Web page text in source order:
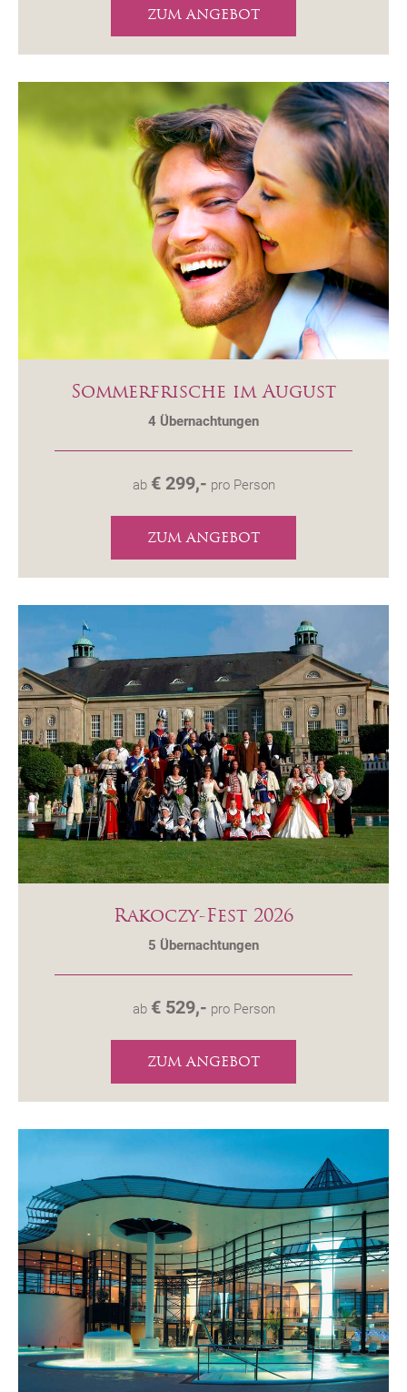
ZUM ANGEBOT
Sommerfrische im August
4 Übernachtungen
ab € 299,- pro Person
ZUM ANGEBOT
Rakoczy-Fest 2026
5 Übernachtungen
ab € 529,- pro Person
ZUM ANGEBOT